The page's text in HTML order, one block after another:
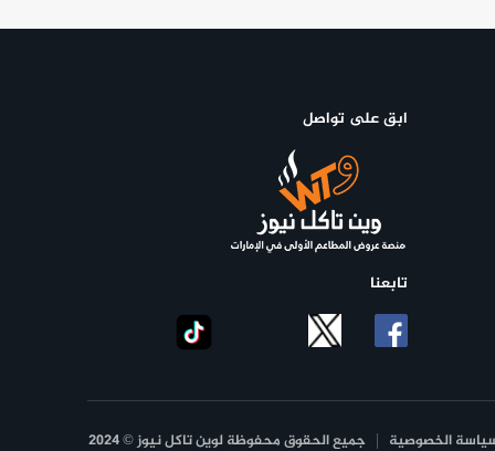
ابق على تواصل
تابعنا
الخصوصية جميع الحقوق محفوظة لوين تاكل نيوز © 2024